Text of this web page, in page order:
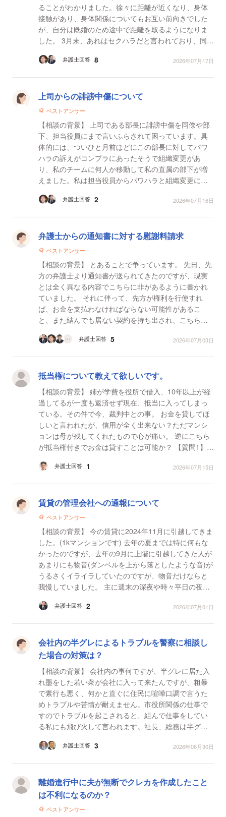
ることがわかりました。徐々に距離が近くなり、身体
接触があり、身体関係についてもお互い前向きでした
が、自分は既婚のため途中で距離を取るようになりま
した。 3月末、あれはセクハラだと言われており、同じ
（そこ...弁護士回答 8 2026年07月17日
上司からの誹謗中傷について
ベストアンサー
【相談の背景】 上司である部長に誹謗中傷を同僚や部
下、担当役員にまで言いふらされて困っています。具
体的には、ついひと月前ほどにこの部長に対してパワ
ハラの訴えがコンプラにあったそうで組織変更があ
り、私のチームに何人か移動して私の直属の部下が増
えました。私は担当役員からパワハラと組織変更につ
して大きな...
弁護士回答 2 2026年07月16日
弁護士からの通知書に対する慰謝料請求
ベストアンサー
【相談の背景】 とあることで争っています。 先日、先
方の弁護士より通知書が送られてきたのですが、現実
とは全く異なる内容でこちらに非があるように書かれ
ていました。 それに伴って、先方が権利を行使すれ
ば、お金を支払わなければならない可能性があるこ
と、また結んでも居ない契約を持ち出され、こちらが
然のこ...
弁護士回答 5 2026年07月03日
抵当権について教えて欲しいです。
【相談の背景】 姉が学費を役所で借入、10年以上が経
過してるが一度も返済せず現在、抵当に入ってしまっ
ている。その件で今、裁判中との事。 お金を貸してほ
しいと言われたが、信用が全く出来ない？ただマンシ
ョンは母が残してくれたもので心が痛い。 逆にこちら
が抵当権付きでお金は貸すことは可能か？ 【質問1】
弁護士回答 1 2026年07月15日
賃貸の管理会社への通報について
ベストアンサー
【相談の背景】 今の賃貸に2024年11月に引越してきま
した。(1kマンションです) 去年の夏までは特に何もな
かったのですが、去年の9月に上階に引越してきた人が
あまりにも物音(ダンベルを上から落としたような音)が
うるさくイライラしていたのですが、物音だけならと
我慢していました。 主に週末の深夜や時々平日の夜中
弁護士回答 2 2026年07月01日
会社内の半グレによるトラブルを警察に相談し
た場合の対策は？
【相談の背景】 会社内の事何ですが、半グレに居た入
れ墨をした若い衆が会社に入って来たんですが、粗暴
で素行も悪く、何かと直ぐに住民に喧嘩口調で言うた
めトラブルや苦情が耐えません。市役所関係の仕事で
すのでトラブルを起こされると、組んで仕事をしてい
る私にも飛び火して言われます。社長、総務は半グレ
てますし...弁護士回答 3 2026年06月30日
離婚進行中に夫が無断でクレカを作成したこと
は不利になるのか？
ベストアンサー